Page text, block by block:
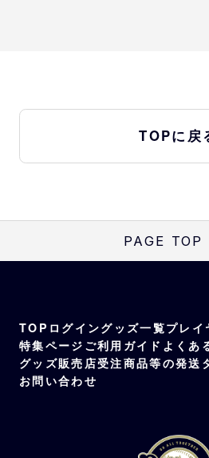
TOPに戻
PAGE TOP
TOP ログイングッズ一覧プレイ
特集ページ ご利用ガイド よくあ
グッズ販売店受注商品等の発送
お問い合わせ